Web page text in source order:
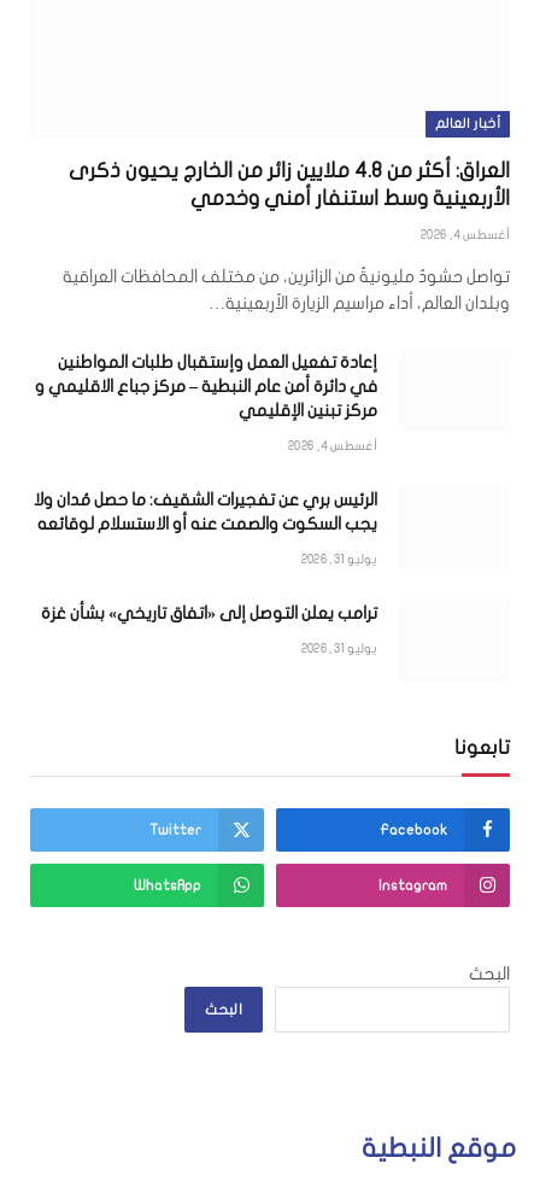
أخبار العالم
العراق: أكثر من 4.8 ملايين زائر من الخارج يحيون ذكرى
الأربعينية وسط استنفار أمني وخدمي
أغسطس 4, 2026
تواصل حشودٌ مليونيةٌ من الزائرين، من مختلف المحافظات العراقية
وبلدان العالم، أداء مراسيم الزيارة الأربعينية…
إعادة تفعيل العمل وإستقبال طلبات المواطنين
في دائرة أمن عام النبطية – مركز جباع الاقليمي و
مركز تبنين الإقليمي
أغسطس 4, 2026
الرئيس بري عن تفجيرات الشقيف: ما حصل مُدان ولا
يجب السكوت والصمت عنه أو الاستسلام لوقائعه
يوليو 31, 2026
ترامب يعلن التوصل إلى «اتفاق تاريخي» بشأن غزة
يوليو 31, 2026
تابعونا
Facebook
Twitter
Instagram
WhatsApp
البحث
البحث
موقع النبطية